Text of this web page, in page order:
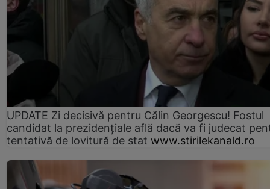
UPDATE Zi decisivă pentru Călin Georgescu! Fostul
candidat la prezidențiale află dacă va fi judecat
tentativă de lovitură de stat www.stirilekanald.ro